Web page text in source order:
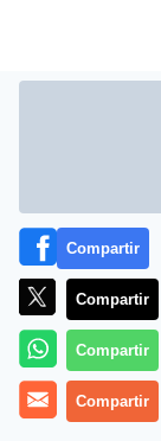
Más información
Compartir
Compartir
Compartir
Compartir